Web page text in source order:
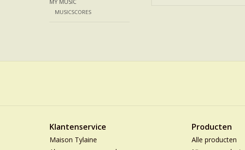
MY MUSIC
MUSICSCORES
Klantenservice
Maison Tylaine
Producten
Alle producten